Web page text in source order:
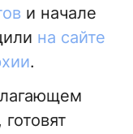
и начале
на сайте
.